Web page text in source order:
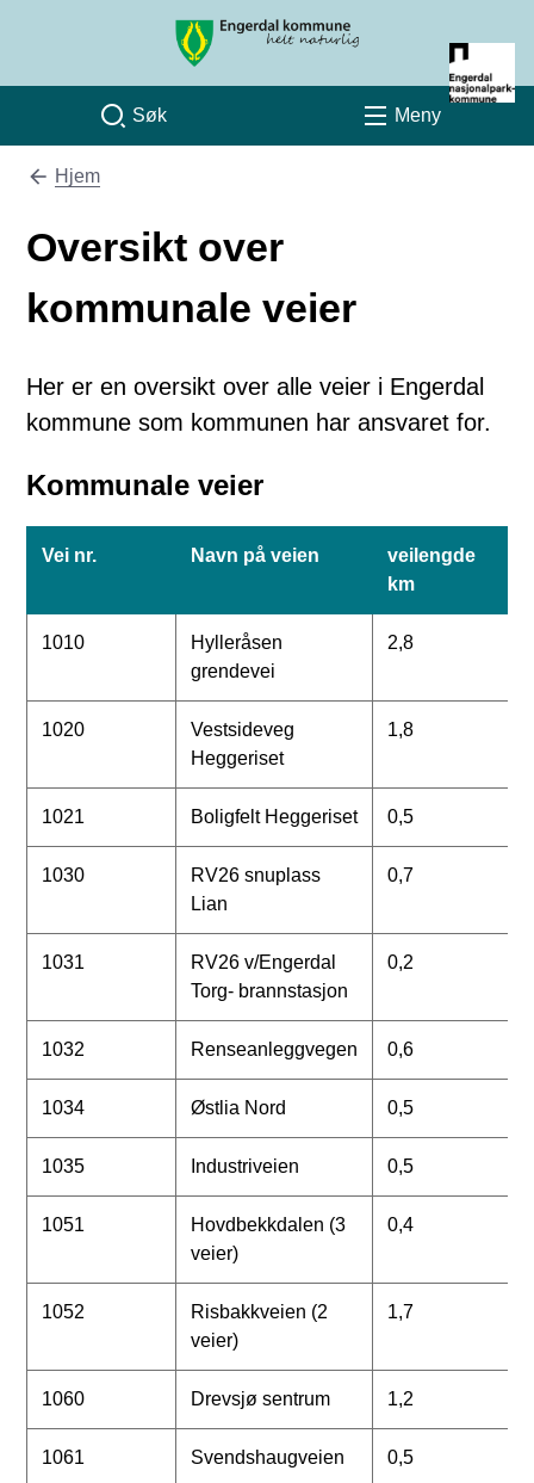
Engerdal kommune
Søk Meny
Du er her:
Hjem
Oversikt over
kommunale veier
Her er en oversikt over alle veier i Engerdal
kommune som kommunen har ansvaret for.
Kommunale veier
Vei nr. Navn på veien
veilengde
km
1010
Hylleråsen
grendevei
2,8
1020
Vestsideveg
Heggeriset
1,8
1021 Boligfelt Heggeriset 0,5
1030
RV26 snuplass
Lian
0,7
1031
RV26 v/Engerdal
Torg- brannstasjon
0,2
1032 Renseanleggvegen 0,6
1034 Østlia Nord 0,5
1035 Industriveien 0,5
1051
Hovdbekkdalen (3
veier)
0,4
1052
Risbakkveien (2
veier)
1,7
1060 Drevsjø sentrum 1,2
1061 Svendshaugveien 0,5